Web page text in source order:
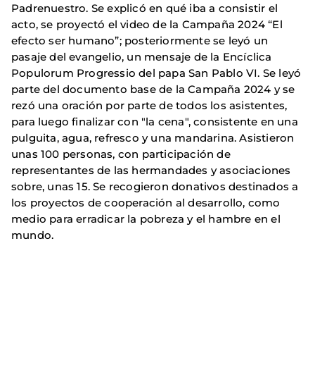
Padrenuestro. Se explicó en qué iba a consistir el
acto, se proyectó el video de la Campaña 2024 “El
efecto ser humano”; posteriormente se leyó un
pasaje del evangelio, un mensaje de la Encíclica
Populorum Progressio del papa San Pablo VI. Se leyó
parte del documento base de la Campaña 2024 y se
rezó una oración por parte de todos los asistentes,
para luego finalizar con "la cena", consistente en una
pulguita, agua, refresco y una mandarina. Asistieron
unas 100 personas, con participación de
representantes de las hermandades y asociaciones
sobre, unas 15. Se recogieron donativos destinados a
los proyectos de cooperación al desarrollo, como
medio para erradicar la pobreza y el hambre en el
mundo.